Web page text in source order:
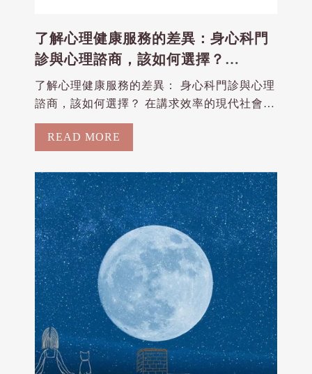
了解心理健康服務的差異：身心科門
診與心理諮商，該如何選擇？
2025-02-06
了解心理健康服務的差異： 身心科門診與心理
諮商，該如何選擇？ 在講求效率的現代社會，
壓力無所不在，心理健康已成為許多人關注的
重要議題。然而，當覺得需要專業協助時，您
尋求心理諮商？其實這兩者在治療目標、架
構、時間、...
READ MORE